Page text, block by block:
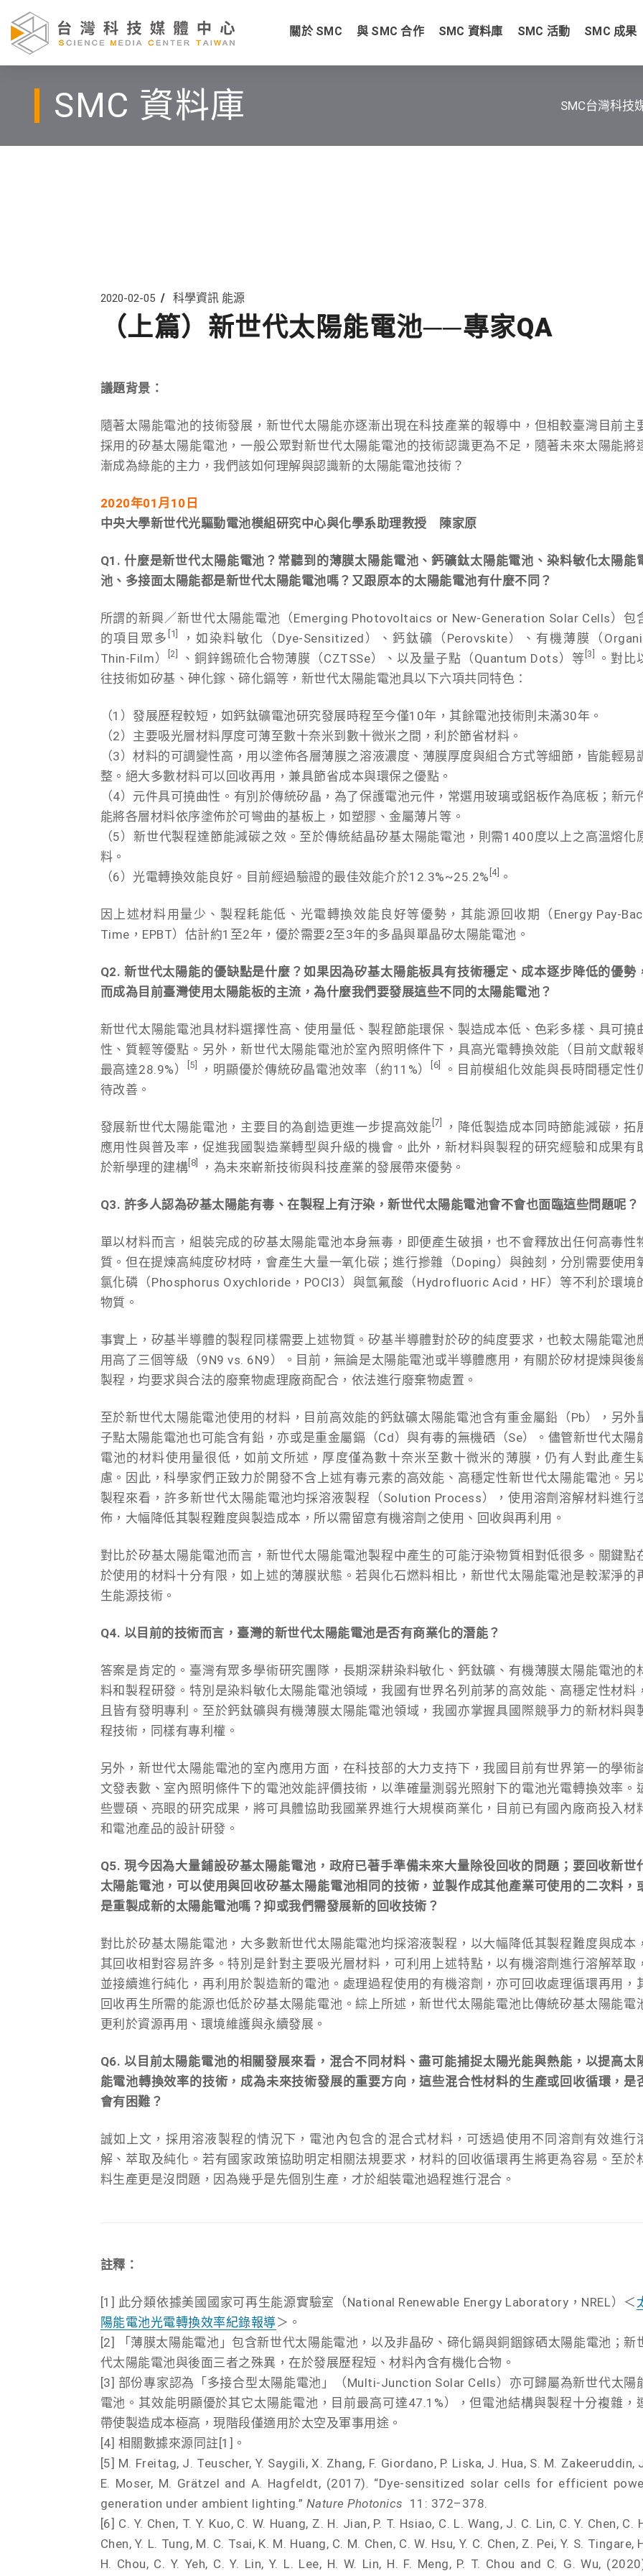
關於 SMC 與 SMC 合作 SMC 資料庫 SMC 活動 SMC 成果
SMC 資料庫 SMC台灣科技
2020-02-05 科學資訊 能源
（上篇）新世代太陽能電池──專家QA
議題背景：
隨著太陽能電池的技術發展，新世代太陽能亦逐漸出現在科技產業的報導中，但相較臺灣目前主
採用的矽基太陽能電池，一般公眾對新世代太陽能電池的技術認識更為不足，隨著未來太陽能將
漸成為綠能的主力，我們該如何理解與認識新的太陽能電池技術？
2020年01月10日
中央大學新世代光驅動電池模組研究中心與化學系助理教授 陳家原
Q1. 什麼是新世代太陽能電池？常聽到的薄膜太陽能電池、鈣礦鈦太陽能電池、染料敏化太陽能
池、多接面太陽能都是新世代太陽能電池嗎？又跟原本的太陽能電池有什麼不同？
所謂的新興／新世代太陽能電池（Emerging Photovoltaics or New-Generation Solar Cells）包
的項目眾多[1]
，如染料敏化（Dye-Sensitized）、鈣鈦礦（Perovskite）、有機薄膜（
Thin-Film）
[2] 、銅鋅錫硫化合物薄膜（CZTSSe）、以及量子點（Quantum Dots）等 [3]
。對比
往技術如矽基、砷化鎵、碲化鎘等，新世代太陽能電池具以下六項共同特色：
（1）發展歷程較短，如鈣鈦礦電池研究發展時程至今僅10年，其餘電池技術則未滿30年。
（2）主要吸光層材料厚度可薄至數十奈米到數十微米之間，利於節省材料。
（3）材料的可調變性高，用以塗佈各層薄膜之溶液濃度、薄膜厚度與組合方式等細節，皆能輕易
整。絕大多數材料可以回收再用，兼具節省成本與環保之優點。
（4）元件具可撓曲性。有別於傳統矽晶，為了保護電池元件，常選用玻璃或鋁板作為底板；新元
能將各層材料依序塗佈於可彎曲的基板上，如塑膠、金屬薄片等。
（5）新世代製程達節能減碳之效。至於傳統結晶矽基太陽能電池，則需1400度以上之高溫熔化
料。
（6）光電轉換效能良好。目前經過驗證的最佳效能介於12.3%~25.2% [4] 。
因上述材料用量少、製程耗能低、光電轉換效能良好等優勢，其能源回收期（Energy Pay-
Time，EPBT）估計約1至2年，優於需要2至3年的多晶與單晶矽太陽能電池。
Q2. 新世代太陽能的優缺點是什麼？如果因為矽基太陽能板具有技術穩定、成本逐步降低的優勢
而成為目前臺灣使用太陽能板的主流，為什麼我們要發展這些不同的太陽能電池？
新世代太陽能電池具材料選擇性高、使用量低、製程節能環保、製造成本低、色彩多樣、具可撓
性、質輕等優點。另外，新世代太陽能電池於室內照明條件下，具高光電轉換效能（目前文獻報
最高達28.9%）
[5] ，明顯優於傳統矽晶電池效率（約11%）[6]
。目前模組化效能與長時間穩定性
待改善。
發展新世代太陽能電池，主要目的為創造更進一步提高效能 [7]
，降低製造成本同時節能減碳，拓
應用性與普及率，促進我國製造業轉型與升級的機會。此外，新材料與製程的研究經驗和成果有
於新學理的建構[8] ，為未來嶄新技術與科技產業的發展帶來優勢。
Q3. 許多人認為矽基太陽能有毒、在製程上有汙染，新世代太陽能電池會不會也面臨這些問題呢？
單以材料而言，組裝完成的矽基太陽能電池本身無毒，即便產生破損，也不會釋放出任何高毒性
質。但在提煉高純度矽材時，會產生大量一氧化碳；進行摻雜（Doping）與蝕刻，分別需要使用
氯化磷（Phosphorus Oxychloride，POCl3）與氫氟酸（Hydrofluoric Acid，HF）等不利於環境
物質。
事實上，矽基半導體的製程同樣需要上述物質。矽基半導體對於矽的純度要求，也較太陽能電池
用高了三個等級（9N9 vs. 6N9）。目前，無論是太陽能電池或半導體應用，有關於矽材提煉與後
製程，均要求與合法的廢棄物處理廠商配合，依法進行廢棄物處置。
至於新世代太陽能電池使用的材料，目前高效能的鈣鈦礦太陽能電池含有重金屬鉛（Pb），另外
子點太陽能電池也可能含有鉛，亦或是重金屬鎘（Cd）與有毒的無機硒（Se）。儘管新世代太陽
電池的材料使用量很低，如前文所述，厚度僅為數十奈米至數十微米的薄膜，仍有人對此產生
慮。因此，科學家們正致力於開發不含上述有毒元素的高效能、高穩定性新世代太陽能電池。另
製程來看，許多新世代太陽能電池均採溶液製程（Solution Process），使用溶劑溶解材料進行
佈，大幅降低其製程難度與製造成本，所以需留意有機溶劑之使用、回收與再利用。
對比於矽基太陽能電池而言，新世代太陽能電池製程中產生的可能汙染物質相對低很多。關鍵點
於使用的材料十分有限，如上述的薄膜狀態。若與化石燃料相比，新世代太陽能電池是較潔淨的
生能源技術。
Q4. 以目前的技術而言，臺灣的新世代太陽能電池是否有商業化的潛能？
答案是肯定的。臺灣有眾多學術研究團隊，長期深耕染料敏化、鈣鈦礦、有機薄膜太陽能電池的
料和製程研發。特別是染料敏化太陽能電池領域，我國有世界名列前茅的高效能、高穩定性材料，
且皆有發明專利。至於鈣鈦礦與有機薄膜太陽能電池領域，我國亦掌握具國際競爭力的新材料與
程技術，同樣有專利權。
另外，新世代太陽能電池的室內應用方面，在科技部的大力支持下，我國目前有世界第一的學術
文發表數、室內照明條件下的電池效能評價技術，以準確量測弱光照射下的電池光電轉換效率。
些豐碩、亮眼的研究成果，將可具體協助我國業界進行大規模商業化，目前已有國內廠商投入材
和電池產品的設計研發。
Q5. 現今因為大量鋪設矽基太陽能電池，政府已著手準備未來大量除役回收的問題；要回收新世
太陽能電池，可以使用與回收矽基太陽能電池相同的技術，並製作成其他產業可使用的二次料，
是重製成新的太陽能電池嗎？抑或我們需發展新的回收技術？
對比於矽基太陽能電池，大多數新世代太陽能電池均採溶液製程，以大幅降低其製程難度與成本，
其回收相對容易許多。特別是針對主要吸光層材料，可利用上述特點，以有機溶劑進行溶解萃取，
並接續進行純化，再利用於製造新的電池。處理過程使用的有機溶劑，亦可回收處理循環再用，
回收再生所需的能源也低於矽基太陽能電池。綜上所述，新世代太陽能電池比傳統矽基太陽能電
更利於資源再用、環境維護與永續發展。
Q6. 以目前太陽能電池的相關發展來看，混合不同材料、盡可能捕捉太陽光能與熱能，以提高太
能電池轉換效率的技術，成為未來技術發展的重要方向，這些混合性材料的生產或回收循環，是
會有困難？
誠如上文，採用溶液製程的情況下，電池內包含的混合式材料，可透過使用不同溶劑有效進行
解、萃取及純化。若有國家政策協助明定相關法規要求，材料的回收循環再生將更為容易。至於
料生產更是沒問題，因為幾乎是先個別生產，才於組裝電池過程進行混合。
註釋：
[1] 此分類依據美國國家可再生能源實驗室（National Renewable Energy Laboratory，NREL）＜
陽能電池光電轉換效率紀錄報導＞。
[2] 「薄膜太陽能電池」包含新世代太陽能電池，以及非晶矽、碲化鎘與銅銦鎵硒太陽能電池；新
代太陽能電池與後面三者之殊異，在於發展歷程短、材料內含有機化合物。
[3] 部份專家認為「多接合型太陽能電池」（Multi-Junction Solar Cells）亦可歸屬為新世代太陽
電池。其效能明顯優於其它太陽能電池，目前最高可達47.1%），但電池結構與製程十分複雜，
帶使製造成本極高，現階段僅適用於太空及軍事用途。
[4] 相關數據來源同註[1]。
[5] M. Freitag, J. Teuscher, Y. Saygili, X. Zhang, F. Giordano, P. Liska, J. Hua, S. M. Zakeeruddin,
E. Moser, M. Grätzel and A. Hagfeldt, (2017). “Dye-sensitized solar cells for efficient
generation under ambient lighting.” Nature Photonics 11: 372–378.
[6] C. Y. Chen, T. Y. Kuo, C. W. Huang, Z. H. Jian, P. T. Hsiao, C. L. Wang, J. C. Lin, C. Y. Chen, C.
Chen, Y. L. Tung, M. C. Tsai, K. M. Huang, C. M. Chen, C. W. Hsu, Y. C. Chen, Z. Pei, Y. S. Tingare,
H. Chou, C. Y. Yeh, C. Y. Lin, Y. L. Lee, H. W. Lin, H. F. Meng, P. T. Chou and C. G. Wu,